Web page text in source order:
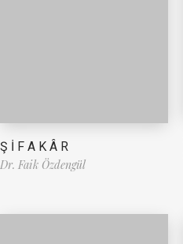
Ş İ F A K Â R
Dr. Faik Özdengül